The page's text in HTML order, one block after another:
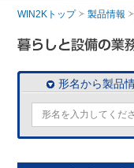
WIN2Kトップ 製品情報
形名から製品